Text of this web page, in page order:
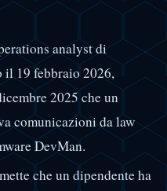
analyst di
il 19 febbraio 2026,
2025 che un
comunicazioni da law
DevMan.
che un dipendente ha